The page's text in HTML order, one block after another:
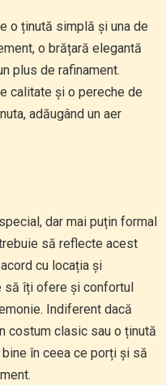
o ținută simplă și una de
o brățară elegantă
plus de rafinament.
calitate și o pereche de
adăugând un aer
dar mai puțin formal
să reflecte acest
cu locația și
să îți ofere și confortul
Indiferent dacă
costum clasic sau o ținută
în ceea ce porți și să